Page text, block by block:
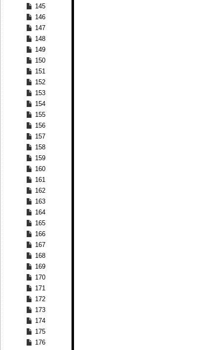
145
146
147
148
149
150
151
152
153
154
155
156
157
158
159
160
161
162
163
164
165
166
167
168
169
170
171
172
173
174
175
176